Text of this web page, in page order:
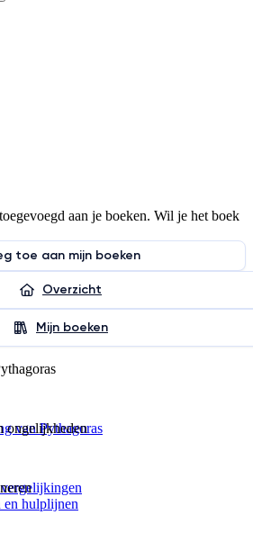
aan je boeken. Wil je het boek
toe aan mijn boeken
Overzicht
Mijn boeken
van Pythagoras
en hulplijnen
ongelijkheden